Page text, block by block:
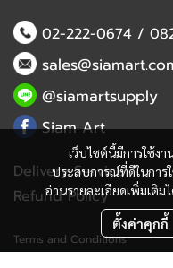
เว็บไซต์นี้มีการใช้ง
ประสบการณ์ที่ดีในการ
อ่านรายละเอียดเพิ่มเติม
ตั้งค่าคุกกี้
02-222-0674/
@siamartsupply
Siam Art
Delivery Service
Refund Policy
Terms and Conditions